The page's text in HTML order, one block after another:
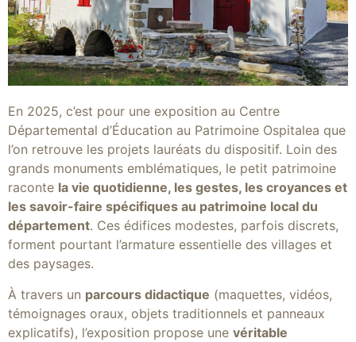
En 2025, c’est pour une exposition au Centre
Départemental d’Éducation au Patrimoine Ospitalea que
l’on retrouve les projets lauréats du dispositif. Loin des
grands monuments emblématiques, le petit patrimoine
raconte la vie quotidienne, les gestes, les croyances et
les savoir-faire spécifiques au patrimoine local du
département. Ces édifices modestes, parfois discrets,
forment pourtant l’armature essentielle des villages et
des paysages.
À travers un parcours didactique (maquettes, vidéos,
témoignages oraux, objets traditionnels et panneaux
explicatifs), l’exposition propose une véritable